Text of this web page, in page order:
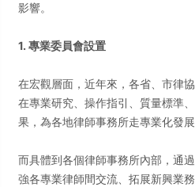
影響。
1. 專業委員會設置
在宏觀層面，近年來，各省、市律
在專業研究、操作指引、質量標準
果，為各地律師事務所走專業化發展
而具體到各個律師事務所內部，通
強各專業律師間交流、拓展新興業